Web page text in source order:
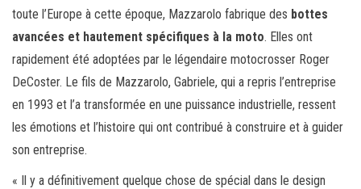
toute l’Europe à cette époque, Mazzarolo fabrique des bottes
avancées et hautement spécifiques à la moto. Elles ont
rapidement été adoptées par le légendaire motocrosser Roger
DeCoster. Le fils de Mazzarolo, Gabriele, qui a repris l’entreprise
en 1993 et l’a transformée en une puissance industrielle, ressent
les émotions et l’histoire qui ont contribué à construire et à guider
son entreprise.
« Il y a définitivement quelque chose de spécial dans le design